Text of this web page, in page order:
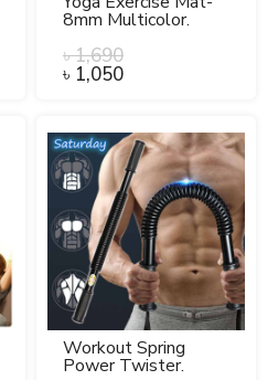
8mm Multicolor.
৳1,690
৳ 1,050
Workout Spring
Power Twister.